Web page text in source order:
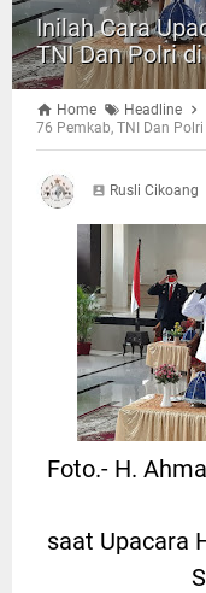
Inilah Cara
TNI Dan Polri
Home Headline
76 Pemkab, TNI Dan
Rusli Cikoang
Foto.- H.
saat Upacara